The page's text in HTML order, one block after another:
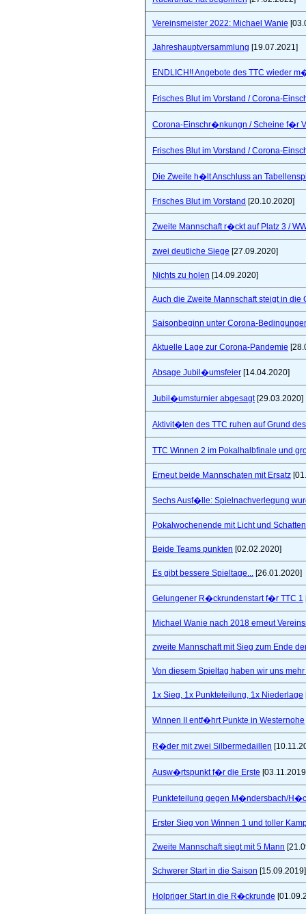
Vereinsmeister 2022: Michael Wanie
Jahreshauptversammlung [19.07.2021]
ENDLICH!! Angebote des TTC wieder
Frisches Blut im Vorstand / Corona-
Corona-Einschr�nkungn / Scheine f�r
Frisches Blut im Vorstand / Corona-
Die Zweite h�lt Anschluss an
Frisches Blut im Vorstand [20.10.2020]
Zweite Mannschaft r�ckt auf Platz 3 /
zwei deutliche Siege [27.09.2020]
Nichts zu holen [14.09.2020]
Auch die Zweite Mannschaft steigt in die
Saisonbeginn unter Corona-
Aktuelle Lage zur Corona-Pandemie
Absage Jubil�umsfeier [14.04.2020]
Jubil�umsturnier abgesagt[29.03.2020]
Aktivit�ten des TTC ruhen auf Grund
TTC Winnen 2 im Pokalhalbfinale und
Erneut beide Mannschaten mit Ersatz
Sechs Ausf�lle: Spielnachverlegung
Pokalwochenende mit Licht und
Beide Teams punkten [02.02.2020]
Es gibt bessere Spieltage... [26.01.2020]
Gelungener R�ckrundenstart f�r TTC 1
Michael Wanie nach 2018 erneut
zweite Mannschaft mit Sieg zum Ende
Von diesem Spieltag haben wir uns mehr
1x Sieg, 1x Punkteteilung, 1x Niederlage
Winnen II entf�hrt Punkte in Westernohe
R�der mit zwei Silbermedaillen
Ausw�rtspunkt f�r die Erste
Punkteteilung gegen M�ndersbach/
Erster Sieg von Winnen 1 und toller
Zweite Mannschaft siegt mit 5 Mann
Schwerer Start in die Saison [15.09.2019]
Holpriger Start in die R�ckrunde